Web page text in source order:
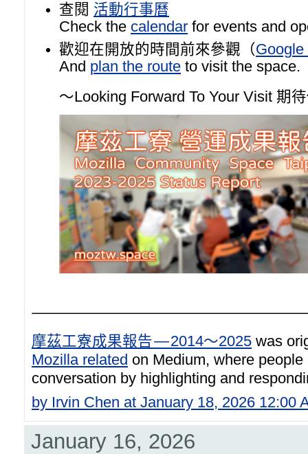
查閱 活動行事曆
Check the calendar for events and
歡迎在開放的時間前來參觀（Google
And plan the route to visit the space.
～Looking Forward To Your Visit 期
摩茲工寮成果報告 — 2014～2025 was
Mozilla related on Medium, where
conversation by highlighting and
by Irvin Chen at January 18, 2026 12:00
January 16, 2026